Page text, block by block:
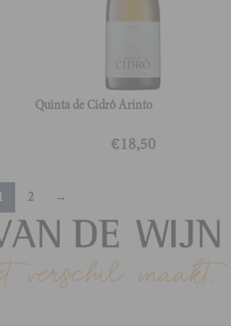
Quinta de Cidrô Arinto
€18,50
1 2 →